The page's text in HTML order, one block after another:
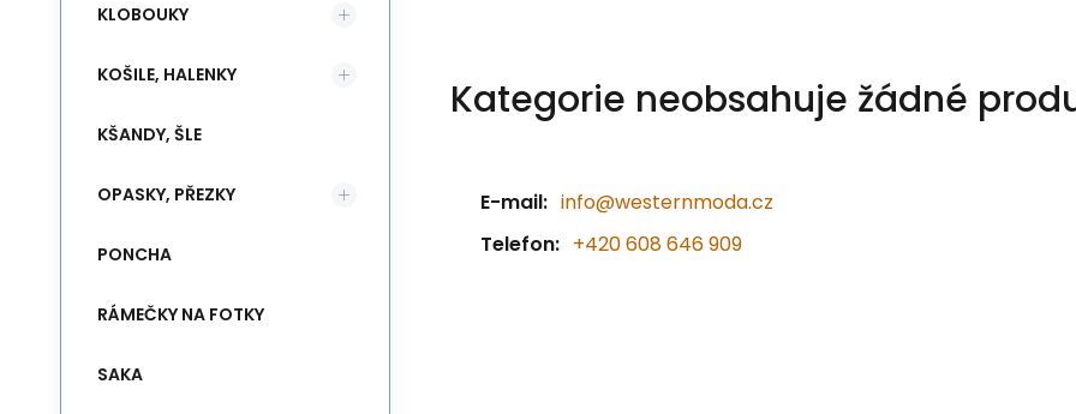
Kategorie neobsahuje žádné
E-mail: info@westernmoda.cz
Telefon: +420 608 646 909
KLOBOUKY
KOŠILE, HALENKY
KŠANDY, ŠLE
OPASKY, PŘEZKY
PONCHA
RÁMEČKY NA FOTKY
SAKA